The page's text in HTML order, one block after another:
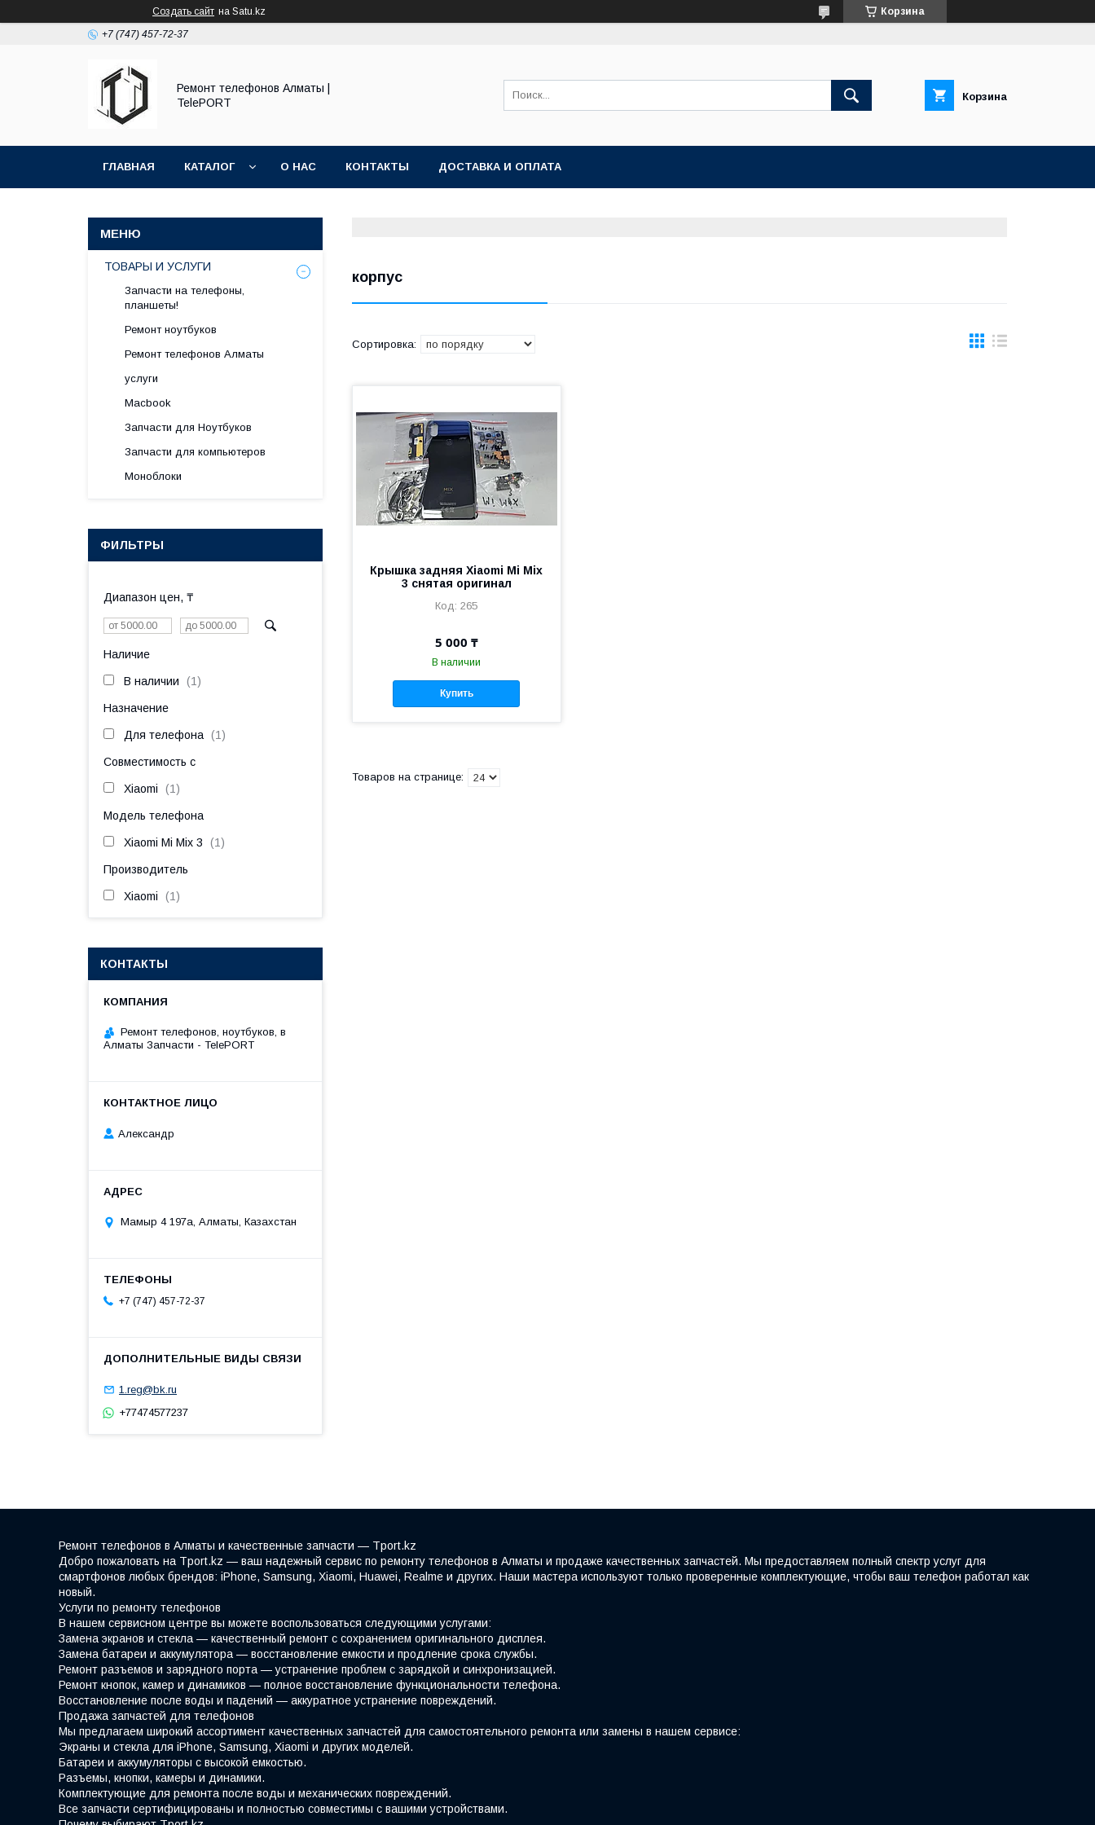
Создать сайт на Satu.kz Корзина
+7 (747) 457-72-37
Ремонт телефонов Алматы |
TelePORT
Корзина
ГЛАВНАЯ КАТАЛОГ О НАС КОНТАКТЫ ДОСТАВКА И ОПЛАТА
корпус
Крышка задняя Xiaomi Mi Mix
3 снятая оригинал
265
5 000 ₸
В наличии
Купить
ТОВАРЫ И УСЛУГИ
Запчасти на телефоны,
планшеты!
Ремонт ноутбуков
Ремонт телефонов Алматы
услуги
Macbook
Запчасти для Ноутбуков
Запчасти для компьютеров
Моноблоки
ФИЛЬТРЫ
Диапазон цен, ₸
Наличие
В наличии 1
Назначение
Для телефона 1
Совместимость с
Xiaomi 1
Модель телефона
Xiaomi Mi Mix 3 1
Производитель
Xiaomi 1
КОНТАКТЫ
Ремонт телефонов, ноутбуков, в
Алматы Запчасти - TelePORT
Александр
Мамыр 4 197а, Алматы, Казахстан
+7 (747) 457-72-37
1.reg@bk.ru
+77474577237
Ремонт телефонов в Алматы и качественные запчасти — Tport.kz
Добро пожаловать на Tport.kz — ваш надежный сервис по ремонту телефонов в Алматы и продаже качественных запчастей. Мы предоставляем полный спектр услуг для
смартфонов любых брендов: iPhone, Samsung, Xiaomi, Huawei, Realme и других. Наши мастера используют только проверенные комплектующие, чтобы ваш телефон работал как
новый.
Услуги по ремонту телефонов
В нашем сервисном центре вы можете воспользоваться следующими услугами:
Замена экранов и стекла — качественный ремонт с сохранением оригинального дисплея.
Замена батареи и аккумулятора — восстановление емкости и продление срока службы.
Ремонт разъемов и зарядного порта — устранение проблем с зарядкой и синхронизацией.
Ремонт кнопок, камер и динамиков — полное восстановление функциональности телефона.
Восстановление после воды и падений — аккуратное устранение повреждений.
Продажа запчастей для телефонов
Мы предлагаем широкий ассортимент качественных запчастей для самостоятельного ремонта или замены в нашем сервисе:
Экраны и стекла для iPhone, Samsung, Xiaomi и других моделей.
Батареи и аккумуляторы с высокой емкостью.
Разъемы, кнопки, камеры и динамики.
Комплектующие для ремонта после воды и механических повреждений.
Все запчасти сертифицированы и полностью совместимы с вашими устройствами.